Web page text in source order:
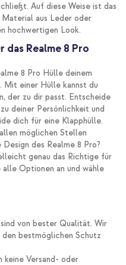
Auf diese Weise ist das
aus Leder oder
hochwertigen Look.
Realme 8 Pro
8 Pro Hülle deinem
Mit einer Hülle kannst du
der zu dir passt. Entscheide
deiner Persönlichkeit und
dich für eine Klapphülle.
möglichen Stellen
des Realme 8 Pro?
genau das Richtige für
Optionen an und wähle
von bester Qualität. Wir
bestmöglichen Schutz
keine Versand- oder